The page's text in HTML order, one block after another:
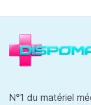
N°1 du matériel